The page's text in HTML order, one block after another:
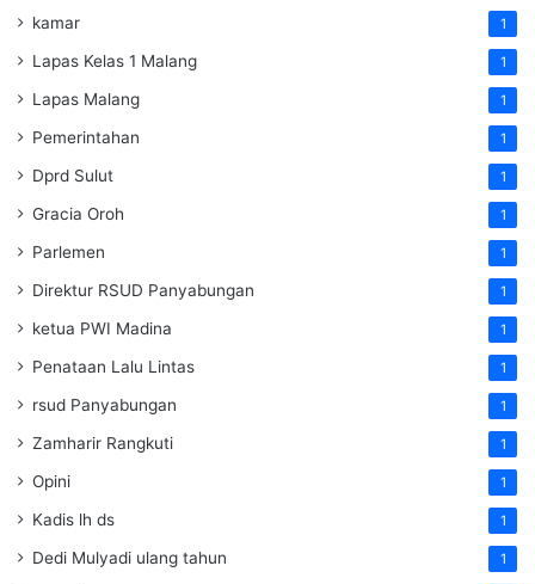
kamar 1
Lapas Kelas 1 Malang 1
Lapas Malang 1
Pemerintahan 1
Dprd Sulut 1
Gracia Oroh 1
Parlemen 1
Direktur RSUD Panyabungan 1
ketua PWI Madina 1
Penataan Lalu Lintas 1
rsud Panyabungan 1
Zamharir Rangkuti 1
Opini 1
Kadis lh ds 1
Dedi Mulyadi ulang tahun 1